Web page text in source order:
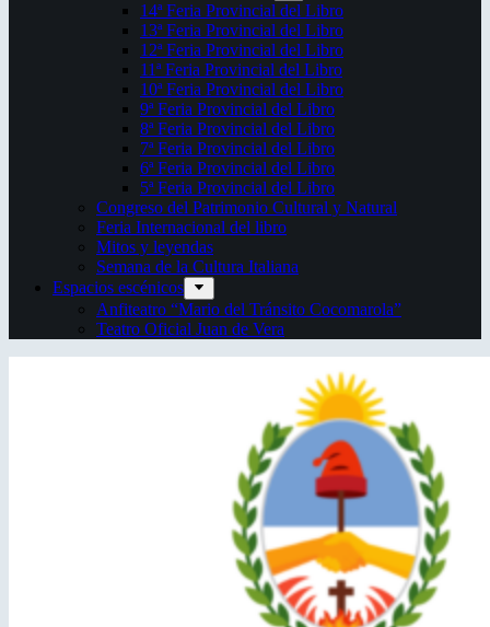
14ª Feria Provincial del Libro
13ª Feria Provincial del Libro
12ª Feria Provincial del Libro
11ª Feria Provincial del Libro
10ª Feria Provincial del Libro
9ª Feria Provincial del Libro
8ª Feria Provincial del Libro
7ª Feria Provincial del Libro
6ª Feria Provincial del Libro
5ª Feria Provincial del Libro
Congreso del Patrimonio Cultural y Natural
Feria Internacional del libro
Mitos y leyendas
Semana de la Cultura Italiana
Espacios escénicos
Anfiteatro “Mario del Tránsito Cocomarola”
Teatro Oficial Juan de Vera